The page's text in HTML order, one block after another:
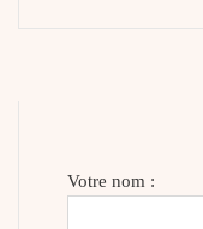
Votre nom :